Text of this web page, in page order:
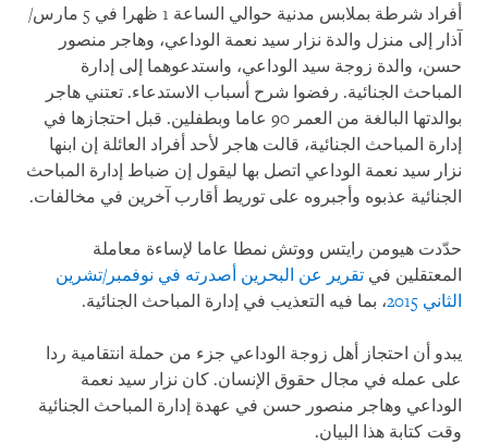
أفراد شرطة بملابس مدنية حوالي الساعة 1 ظهرا في 5 مارس/
آذار إلى منزل والدة نزار سيد نعمة الوداعي، وهاجر منصور
حسن، والدة زوجة سيد الوداعي، واستدعوهما إلى إدارة
المباحث الجنائية. رفضوا شرح أسباب الاستدعاء. تعتني هاجر
بوالدتها البالغة من العمر 90 عاما وبطفلين. قبل احتجازها في
إدارة المباحث الجنائية، قالت هاجر لأحد أفراد العائلة إن ابنها
نزار سيد نعمة الوداعي اتصل بها ليقول إن ضباط إدارة المباحث
الجنائية عذبوه وأجبروه على توريط أقارب آخرين في مخالفات.
حدّدت هيومن رايتس ووتش نمطا عاما لإساءة معاملة
المعتقلين في تقرير عن البحرين أصدرته في نوفمبر/تشرين
الثاني 2015
، بما فيه التعذيب في إدارة المباحث الجنائية.
يبدو أن احتجاز أهل زوجة الوداعي جزء من حملة انتقامية ردا
على عمله في مجال حقوق الإنسان. كان نزار سيد نعمة
الوداعي وهاجر منصور حسن في عهدة إدارة المباحث الجنائية
وقت كتابة هذا البيان.